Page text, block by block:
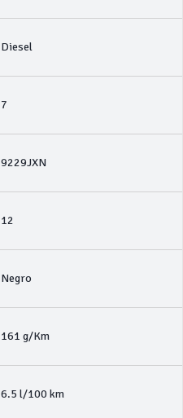
Diesel
7
9229JXN
12
Negro
161 g/Km
6.5 l/100 km